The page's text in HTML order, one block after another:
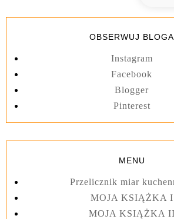
OBSERWUJ BLOGA
Instagram
Facebook
Blogger
Pinterest
MENU
Przelicznik miar
MOJA KSIĄŻKA I
MOJA KSIĄŻKA II